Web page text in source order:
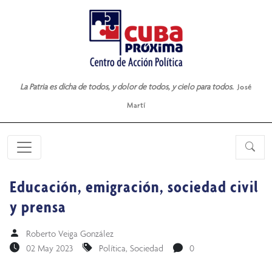
La Patria es dicha de todos, y dolor de todos, y cielo para todos. José
Martí
Educación, emigración, sociedad civil
y prensa
Roberto Veiga González
02 May 2023
Política, Sociedad 0